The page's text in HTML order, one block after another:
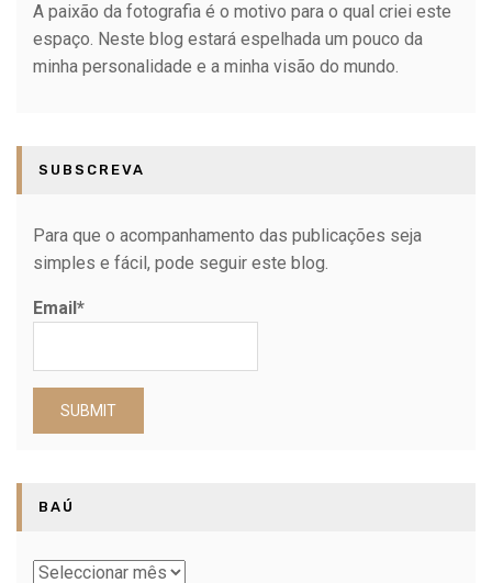
A paixão da fotografia é o motivo para o qual criei este
espaço. Neste blog estará espelhada um pouco da
minha personalidade e a minha visão do mundo.
SUBSCREVA
Para que o acompanhamento das publicações seja
simples e fácil, pode seguir este blog.
Email*
BAÚ
Baú